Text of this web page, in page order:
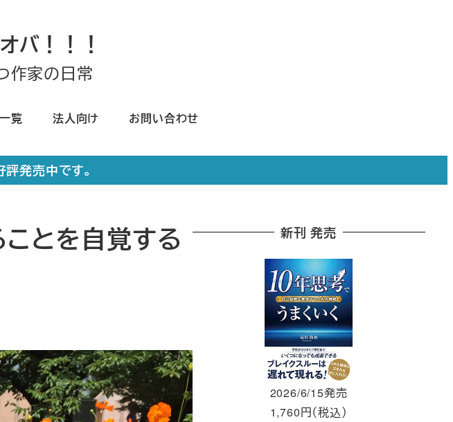
バ！！！
作家の日常
覧 法人向け お問い合わせ
評発売中です。
とを自覚する
新刊 発売
2026/6/15発売
1,760円（税込）